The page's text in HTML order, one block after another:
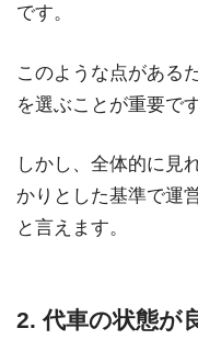
です。
このような点がある
を選ぶことが重要で
しかし、全体的に見
かりとした基準で運
と言えます。
2. 代車の状態が